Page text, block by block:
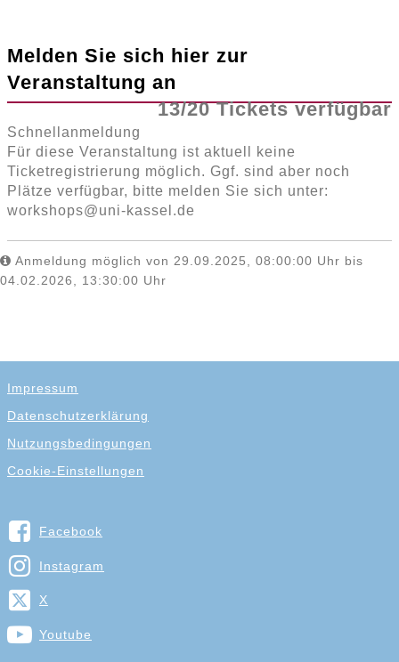
Melden Sie sich hier zur
Veranstaltung an
13/20 Tickets verfügbar
Schnellanmeldung
Für diese Veranstaltung ist aktuell keine
Ticketregistrierung möglich. Ggf. sind aber noch
Plätze verfügbar, bitte melden Sie sich unter:
workshops@uni-kassel.de
Anmeldung möglich von 29.09.2025, 08:00:00 Uhr bis
04.02.2026, 13:30:00 Uhr
Impressum
Datenschutzerklärung
Nutzungsbedingungen
Cookie-Einstellungen
Facebook
Instagram
X
Youtube